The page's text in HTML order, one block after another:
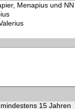
Menapius und NN
15 Jahren